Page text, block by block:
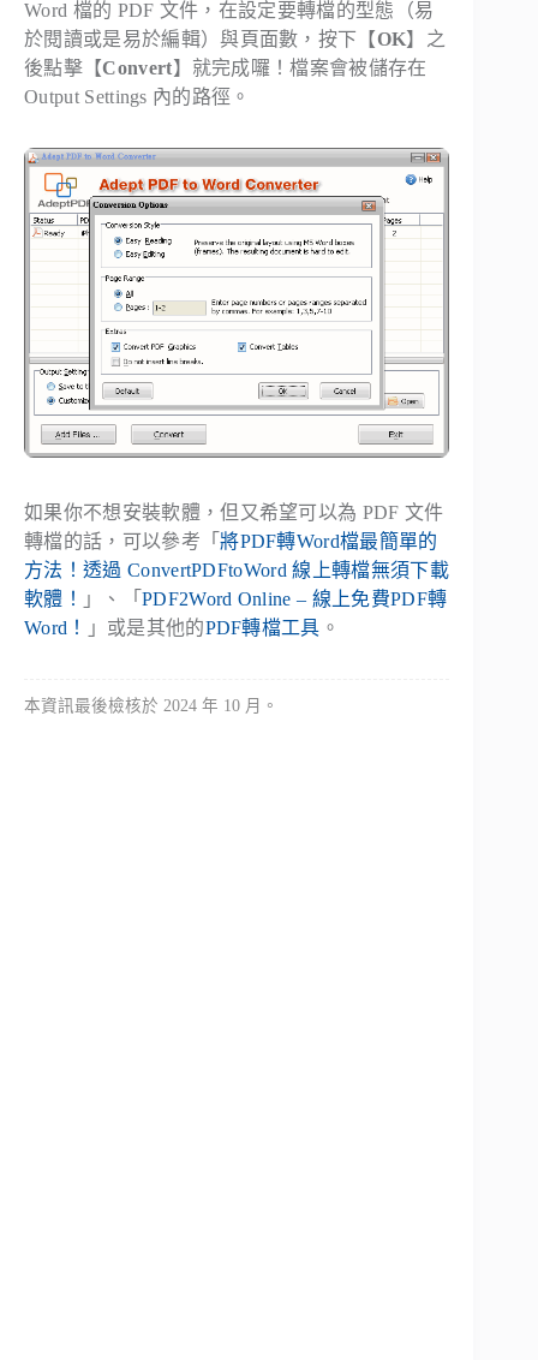
Word 檔的 PDF 文件，在設定要轉檔的型態（易
於閱讀或是易於編輯）與頁面數，按下【OK】之
後點擊【Convert】就完成囉！檔案會被儲存在
Output Settings 內的路徑。
如果你不想安裝軟體，但又希望可以為 PDF 文件
轉檔的話，可以參考「將PDF轉Word檔最簡單的
方法！透過 ConvertPDFtoWord 線上轉檔無須下載
軟體！
」、「 PDF2Word Online – 線上免費PDF轉
Word！
」或是其他的PDF轉檔工具 。
本資訊最後檢核於 2024 年 10 月。